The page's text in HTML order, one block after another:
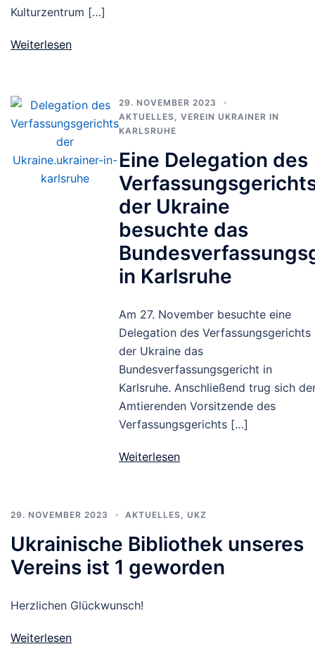
Kulturzentrum […]
Weiterlesen
29. NOVEMBER 2023
AKTUELLES
VEREIN UKRAINER IN
KARLSRUHE
Eine Delegation des
der Ukraine
besuchte das
in Karlsruhe
Am 27. November besuchte eine
Delegation des Verfassungsgerichts
der Ukraine das
Bundesverfassungsgericht in
Karlsruhe. Anschließend trug sich
Amtierenden Vorsitzende des
Verfassungsgerichts […]
Weiterlesen
29. NOVEMBER 2023 AKTUELLES UKZ
Ukrainische Bibliothek unseres
Vereins ist 1 geworden
Herzlichen Glückwunsch!
Weiterlesen